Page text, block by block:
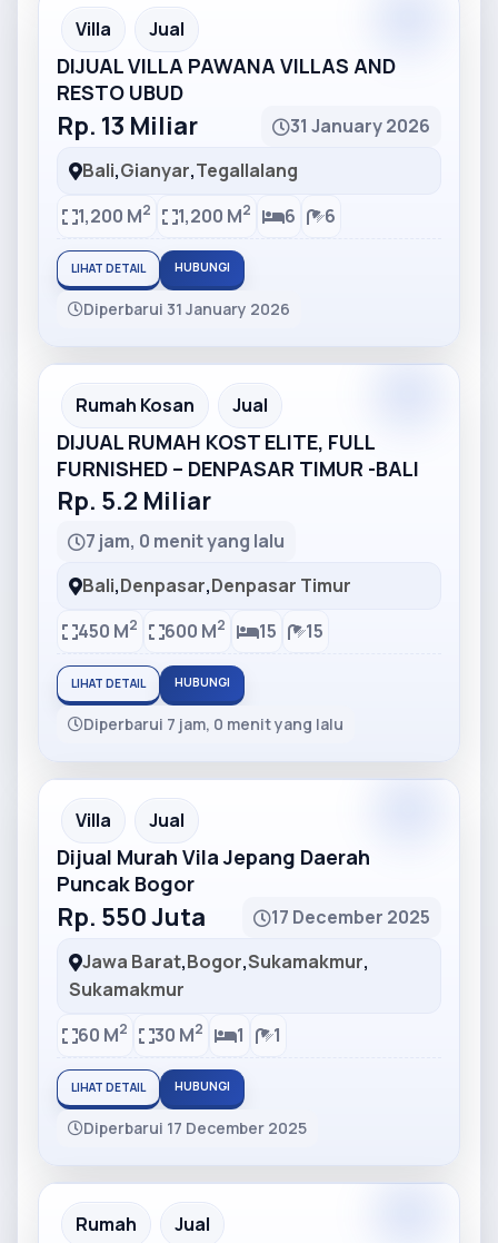
Partner Ad
Villa Jual
DIJUAL VILLA PAWANA VILLAS AND
RESTO UBUD
Rp. 13 Miliar
31 January 2026
Bali,Gianyar,Tegallalang
1,200 M2 1,200 M2 6 6
LIHAT DETAIL HUBUNGI
Diperbarui 31 January 2026
Partner Ad
Rumah Kosan Jual
DIJUAL RUMAH KOST ELITE, FULL
FURNISHED – DENPASAR TIMUR -BALI
Rp. 5.2 Miliar
7 jam, 0 menit yang lalu
Bali,Denpasar,Denpasar Timur
450 M2 600 M2 15 15
LIHAT DETAIL HUBUNGI
Diperbarui 7 jam, 0 menit yang lalu
Partner Ad
Villa Jual
Dijual Murah Vila Jepang Daerah
Puncak Bogor
Rp. 550 Juta
17 December 2025
Jawa Barat,Bogor,Sukamakmur,
Sukamakmur
60 M2 30 M2 1 1
LIHAT DETAIL HUBUNGI
Diperbarui 17 December 2025
Partner Ad
Rumah Jual